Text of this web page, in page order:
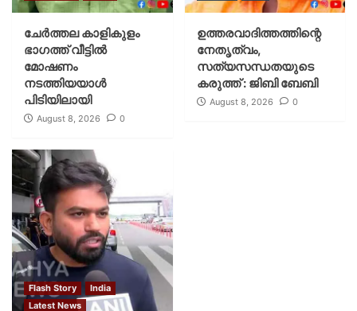
ചേർത്തല കാളികുളം
ഭാഗത്ത് വീട്ടിൽ
മോഷണം
നടത്തിയയാൾ
പിടിയിലായി
August 8, 2026 0
ഉത്തരവാദിത്തത്തിന്റെ
നേതൃത്വം,
സത്യസന്ധതയുടെ
കരുത്ത് : ജിബി ബേബി
August 8, 2026 0
Flash Story
India
Latest News